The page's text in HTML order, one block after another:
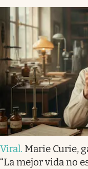
Viral. Marie Curie,
“La mejor vida no